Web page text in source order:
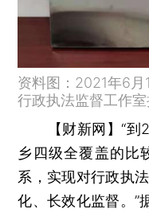
资料图：2021年6
行政执法监督工作室
【财新网】“到
乡四级全覆盖的比
系，实现对行政执
化、长效化监督。”